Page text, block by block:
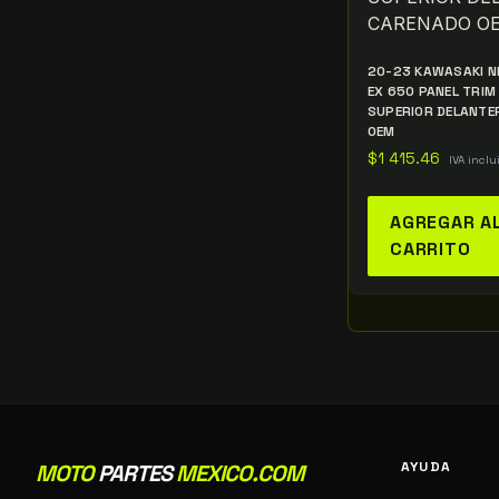
20-23 KAWASAKI
EX 650 PANEL TRIM
SUPERIOR
OEM
$1 415.46 IVA
AGREGAR
CARRITO
MOTOPARTESMEXICO.COM AYUDA